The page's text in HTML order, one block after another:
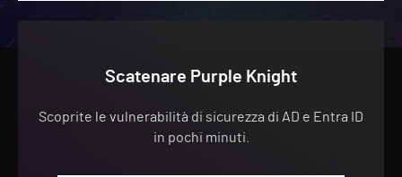
Scatenare Purple Knight
Scoprite le vulnerabilità di sicurezza di AD e Entra ID
in pochi minuti.